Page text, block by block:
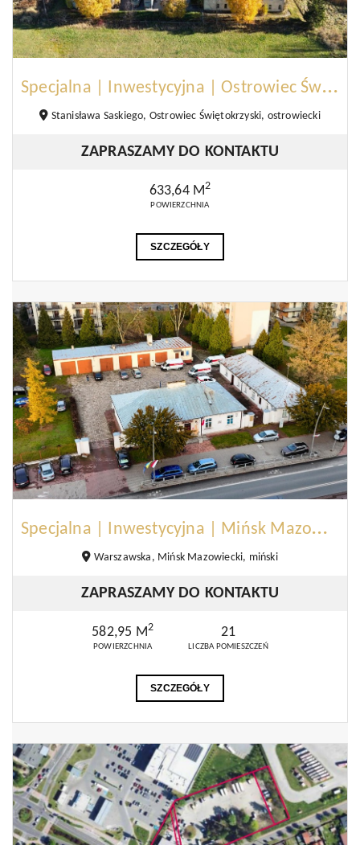
S
pecjalna | Inwestycyjna | Ostrowiec Świętokrzyski
Stanisława Saskiego, Ostrowiec Świętokrzyski, ostrowiecki
ZAPRASZAMY DO KONTAKTU
633,64 M2
POWIERZCHNIA
SZCZEGÓŁY
S
pecjalna | Inwestycyjna | Mińsk Mazowiecki
Warszawska, Mińsk Mazowiecki, miński
ZAPRASZAMY DO KONTAKTU
582,95 M2
POWIERZCHNIA
21
LICZBA POMIESZCZEŃ
SZCZEGÓŁY